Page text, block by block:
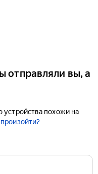
отправляли вы, а
устройства похожи на